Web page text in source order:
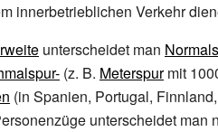
innerbetrieblichen Verkehr
unterscheidet man
(z. B. Meterspurmit
(in Spanien, Portugal,
unterscheidet man